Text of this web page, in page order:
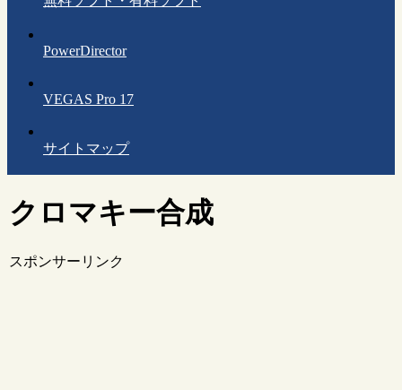
PowerDirector
VEGAS Pro 17
サイトマップ
クロマキー合成
スポンサーリンク